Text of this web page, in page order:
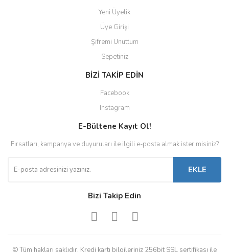
Yeni Üyelik
Üye Girişi
Şifremi Unuttum
Sepetiniz
BİZİ TAKİP EDİN
Facebook
Instagram
E-Bültene Kayıt Ol!
Fırsatları, kampanya ve duyuruları ile ilgili e-posta almak ister misiniz?
EKLE
Bizi Takip Edin
© Tüm hakları saklıdır. Kredi kartı bilgileriniz 256bit SSL sertifikası ile